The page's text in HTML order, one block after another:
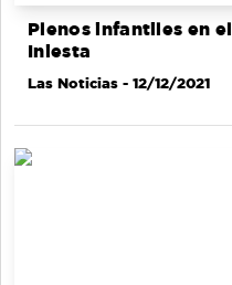
Plenos infantiles en
Iniesta
Las Noticias - 12/12/2021